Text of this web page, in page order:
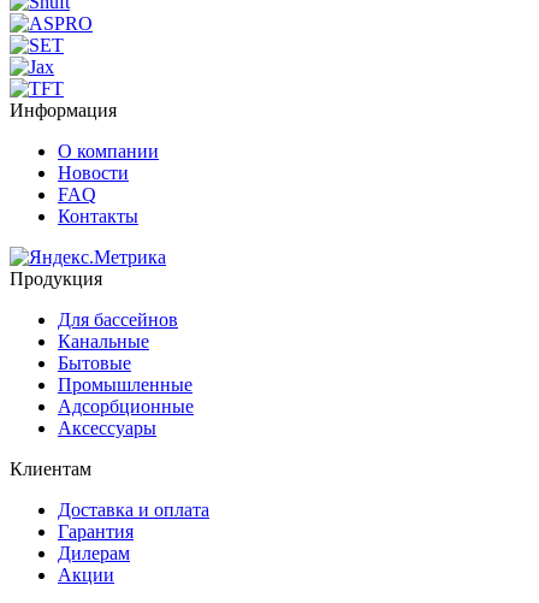
Информация
О компании
Новости
FAQ
Контакты
Продукция
Для бассейнов
Канальные
Бытовые
Промышленные
Адсорбционные
Аксессуары
Клиентам
Доставка и оплата
Гарантия
Дилерам
Акции